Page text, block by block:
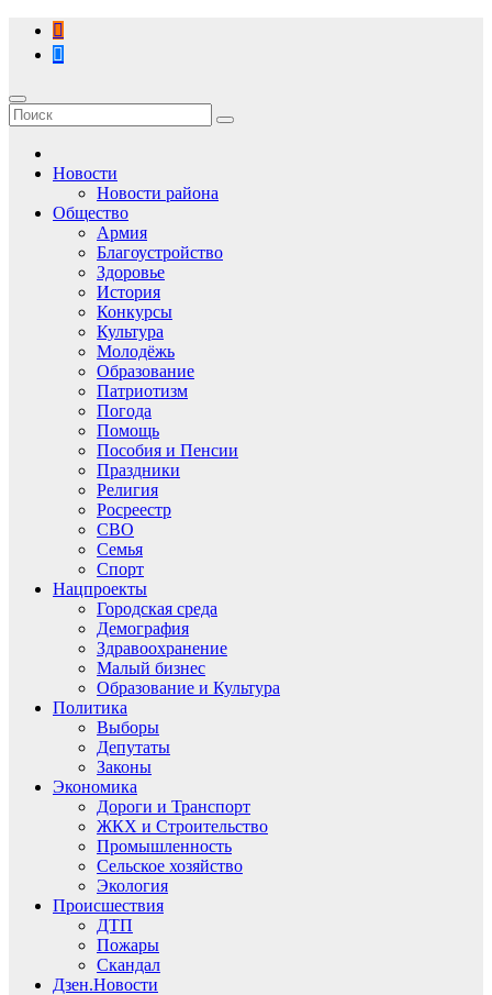
Перейти
содержимому
Новости
Новости района
Общество
Армия
Благоустройство
Здоровье
История
Конкурсы
Культура
Молодёжь
Образование
Патриотизм
Погода
Помощь
Пособия и Пенсии
Праздники
Религия
Росреестр
СВО
Семья
Спорт
Нацпроекты
Городская среда
Демография
Здравоохранение
Малый бизнес
Образование и Культура
Политика
Выборы
Депутаты
Законы
Экономика
Дороги и Транспорт
ЖКХ и Строительство
Промышленность
Сельское хозяйство
Экология
Происшествия
ДТП
Пожары
Скандал
Дзен.Новости